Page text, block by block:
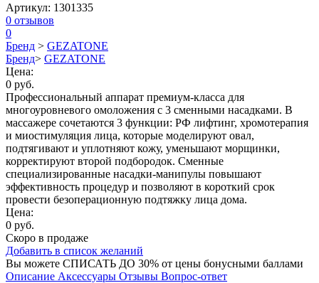
Артикул: 1301335
0 отзывов
0
Бренд > GEZATONE
Бренд> GEZATONE
Цена:
0 руб.
Профессиональный аппарат премиум-класса для
многоуровневого омоложения с 3 сменными насадками. В
массажере сочетаются 3 функции: РФ лифтинг, хромотерапия
и миостимуляция лица, которые моделируют овал,
подтягивают и уплотняют кожу, уменьшают морщинки,
корректируют второй подбородок. Сменные
специализированные насадки-манипулы повышают
эффективность процедур и позволяют в короткий срок
провести безоперационную подтяжку лица дома.
Цена:
0 руб.
Скоро в продаже
Добавить в список желаний
Вы можете СПИСАТЬ ДО 30% от цены бонусными баллами
Описание Аксессуары Отзывы Вопрос-ответ